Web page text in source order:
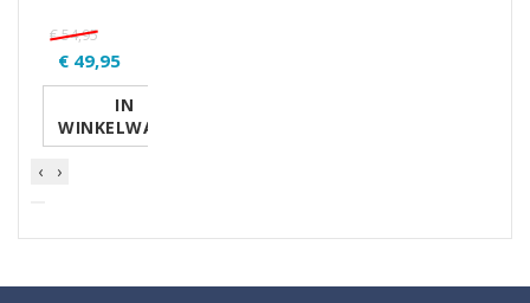
€ 54,95
€ 49,95
IN
WINKELWAGEN
‹
›